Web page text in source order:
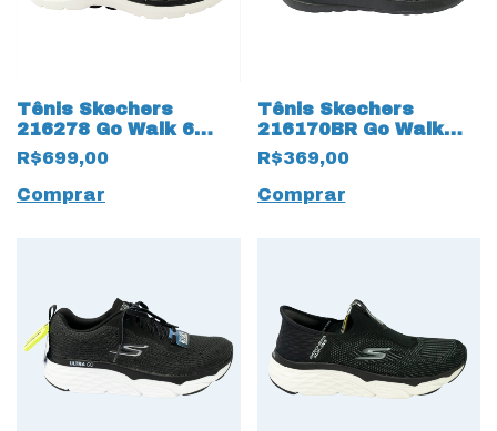
Tênis Skechers
216278 Go Walk 6
Easy On com
tecnologia Slip-ins
15143 Preto
R$699,00
Comprar
Tênis Skechers
216170BR Go Walk
Modulating 13742 All
Black
R$369,00
Comprar